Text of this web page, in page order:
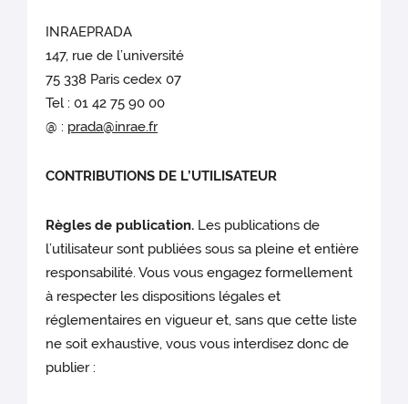
INRAEPRADA
147, rue de l’université
75 338 Paris cedex 07
Tel : 01 42 75 90 00
@ : prada@inrae.fr
CONTRIBUTIONS DE L’UTILISATEUR
Règles de publication. Les publications de
l’utilisateur sont publiées sous sa pleine et entière
responsabilité. Vous vous engagez formellement
à respecter les dispositions légales et
réglementaires en vigueur et, sans que cette liste
ne soit exhaustive, vous vous interdisez donc de
publier :